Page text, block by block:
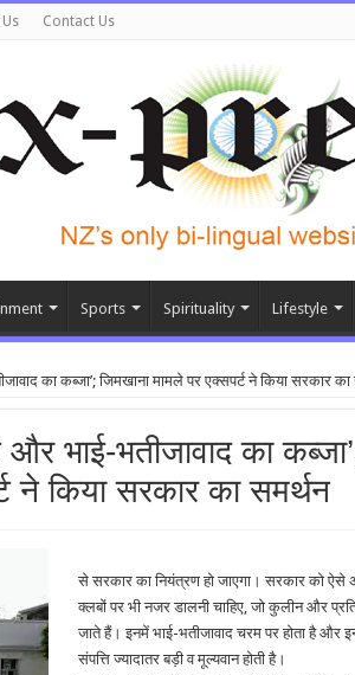
Contact Us
Sports Spirituality Lifestyle
का कब्जा’; जिमखाना मामले पर एक्सपर्ट ने किया सरकार का
भाई-भतीजावाद का
ने किया सरकार का समर्थन
से सरकार का नियंत्रण हो जाएगा। सरकार को ऐसे
क्लबों पर भी नजर डालनी चाहिए, जो कुलीन और
जाते हैं। इनमें भाई-भतीजावाद चरम पर होता है और
संपत्ति ज्यादातर बड़ी व मूल्यवान होती है।